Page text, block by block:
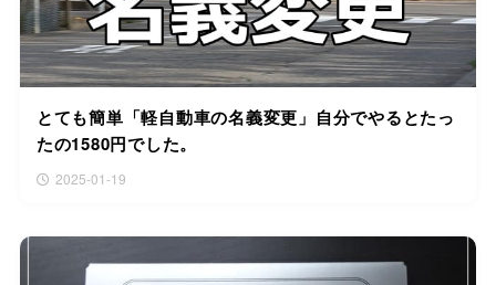
とても簡単「軽自動車の名義変更」自分でやるとたっ
たの1580円でした。
2025-01-19